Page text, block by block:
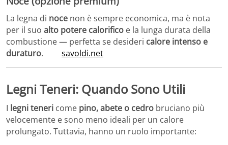
La legna di noce non è sempre economica, ma è nota
per il suo alto potere calorifico e la lunga durata della
combustione — perfetta se desideri calore intenso e
duraturo. savoldi.net
Legni Teneri: Quando Sono Utili
I legni teneri come pino, abete o cedro bruciano più
velocemente e sono meno ideali per un calore
prolungato. Tuttavia, hanno un ruolo importante: